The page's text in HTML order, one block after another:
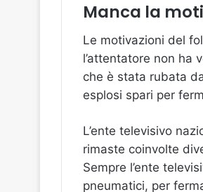
Manca la
Le motivazioni del
l’attentatore non ha
che è stata rubata
esplosi spari per
L’ente televisivo
rimaste coinvolte
Sempre l’ente
pneumatici, per